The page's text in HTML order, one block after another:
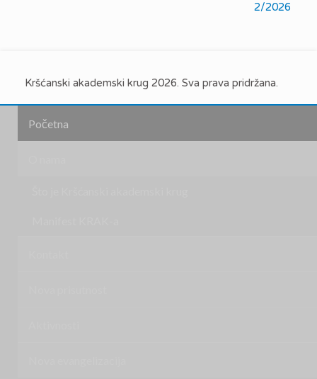
2/2026
Kršćanski akademski krug 2026. Sva prava pridržana.
Početna